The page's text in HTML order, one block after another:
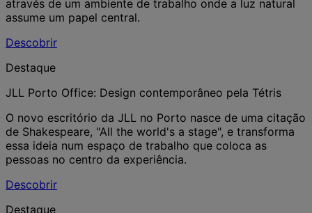
através de um ambiente de trabalho onde a luz natural
assume um papel central.
Descobrir
Destaque
JLL Porto Office: Design contemporâneo pela Tétris
O novo escritório da JLL no Porto nasce de uma citação
de Shakespeare, "All the world's a stage", e transforma
essa ideia num espaço de trabalho que coloca as
pessoas no centro da experiência.
Descobrir
Destaque